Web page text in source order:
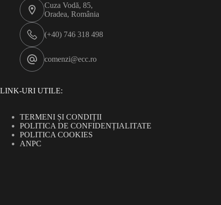
Cuza Vodă, 85,
Oradea, România
(+40) 746 318 498
comenzi@ecc.ro
LINK-URI UTILE:
TERMENI ȘI CONDIȚII
POLITICA DE CONFIDENȚIALITATE
POLITICA COOKIES
ANPC